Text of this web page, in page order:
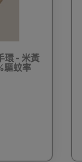
環 - 米黃
驅蚊率